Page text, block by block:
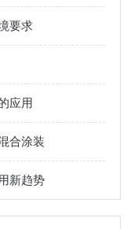
要求
应用
合涂装
新趋势